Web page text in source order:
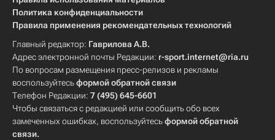
Политика конфиденциальности
Правила применения рекомендательных технологий
Главный редактор: Гаврилова А.В.
Адрес электронной почты Редакции: r-sport.internet@ria.ru
По вопросам размещения пресс-релизов и рекламы
воспользуйтесьформой обратной связи
Телефон Редакции: 7 (495) 645-6601
Чтобы связаться с редакцией или сообщить обо всех
замеченных ошибках, воспользуйтесьформой обратной
связи.